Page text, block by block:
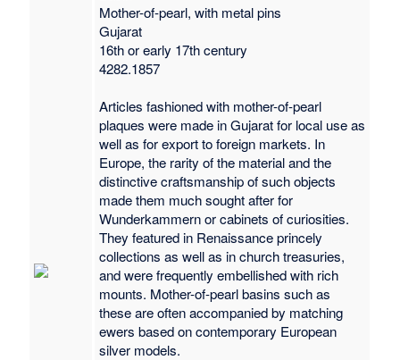
Mother-of-pearl, with metal pins
Gujarat
16th or early 17th century
4282.1857
Articles fashioned with mother-of-pearl
plaques were made in Gujarat for local use as
well as for export to foreign markets. In
Europe, the rarity of the material and the
distinctive craftsmanship of such objects
made them much sought after for
Wunderkammern or cabinets of curiosities.
They featured in Renaissance princely
collections as well as in church treasuries,
and were frequently embellished with rich
mounts. Mother-of-pearl basins such as
these are often accompanied by matching
ewers based on contemporary European
silver models.